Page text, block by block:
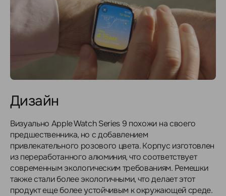
Дизайн
Визуально Apple Watch Series 9 похожи на своего
предшественника, но с добавлением
привлекательного розового цвета. Корпус изготовлен
из переработанного алюминия, что соответствует
современным экологическим требованиям. Ремешки
также стали более экологичными, что делает этот
продукт еще более устойчивым к окружающей среде.